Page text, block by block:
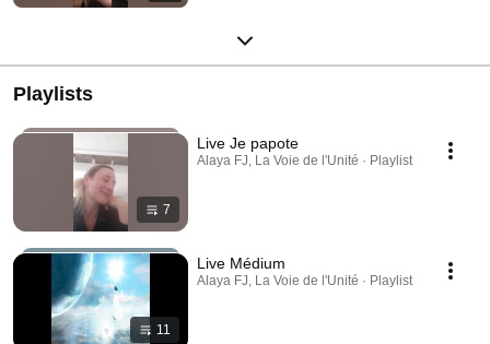
Playlists
7
Live Je papote
Alaya FJ, La Voie de l'Unité · Playlist
11
Live Médium
Alaya FJ, La Voie de l'Unité · Playlist